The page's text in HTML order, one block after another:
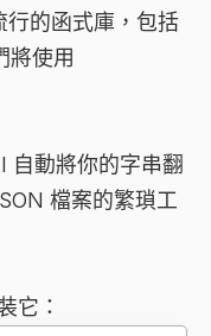
行的函式庫，包括
將使用
自動將你的字串翻
檔案的繁瑣工
它：